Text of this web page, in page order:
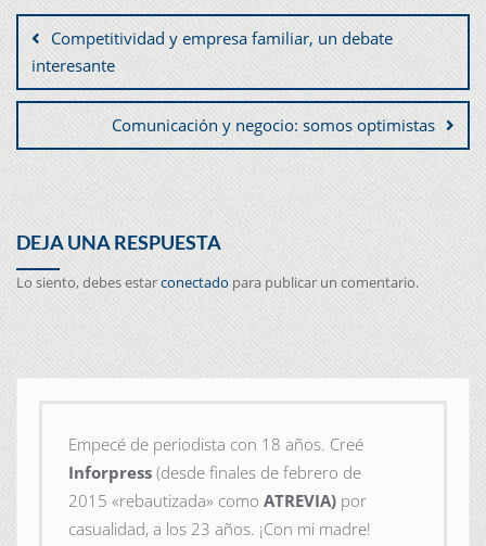
Competitividad y empresa familiar, un debate
interesante
Comunicación y negocio: somos optimistas
DEJA UNA RESPUESTA
Lo siento, debes estarconectado para publicar un comentario.
Empecé de periodista con 18 años. Creé
Inforpress (desde finales de febrero de
2015 «rebautizada» como ATREVIA) por
casualidad, a los 23 años. ¡Con mi madre!